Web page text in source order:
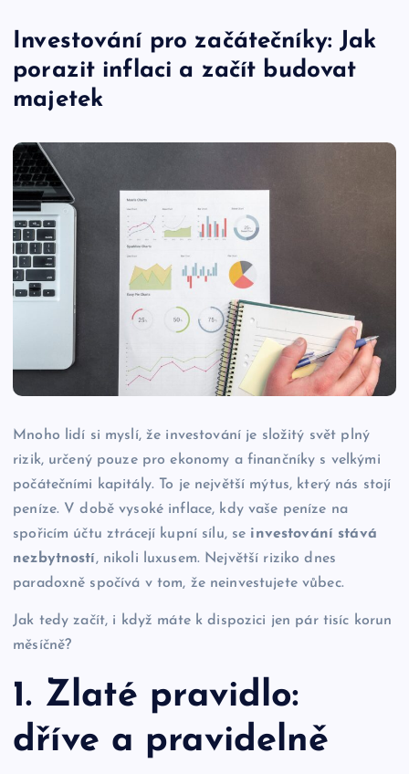
Investování pro začátečníky: Jak
porazit inflaci a začít budovat
majetek
Mnoho lidí si myslí, že investování je složitý svět plný
rizik, určený pouze pro ekonomy a finančníky s velkými
počátečními kapitály. To je největší mýtus, který nás stojí
peníze. V době vysoké inflace, kdy vaše peníze na
spořicím účtu ztrácejí kupní sílu, se investování stává
nezbytností, nikoli luxusem. Největší riziko dnes
paradoxně spočívá v tom, že neinvestujete vůbec.
Jak tedy začít, i když máte k dispozici jen pár tisíc korun
měsíčně?
1. Zlaté pravidlo:
dříve a pravidelně